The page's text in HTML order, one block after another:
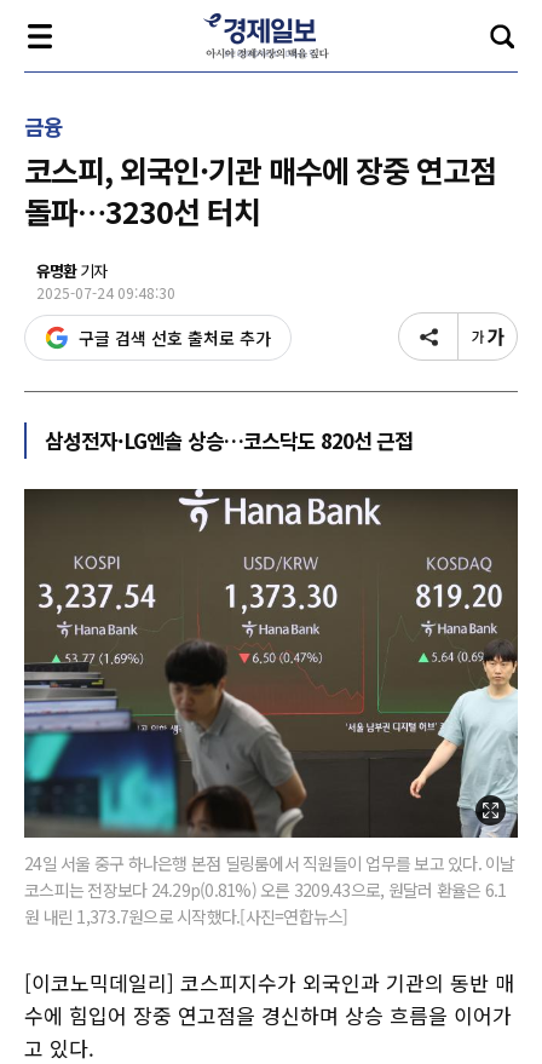
금융
코스피, 외국인·기관 매수에 장중 연고점
돌파…3230선 터치
유명환기자
2025-07-24 09:48:30
구글 검색 선호 출처로 추가
삼성전자·LG엔솔 상승…코스닥도 820선 근접
24일 서울 중구 하나은행 본점 딜링룸에서 직원들이 업무를 보고 있다. 이날
코스피는 전장보다 24.29p(0.81%) 오른 3209.43으로, 원달러 환율은 6.1
원 내린 1,373.7원으로 시작했다.[사진=연합뉴스]
[이코노믹데일리] 코스피지수가 외국인과 기관의 동반 매
수에 힘입어 장중 연고점을 경신하며 상승 흐름을 이어가
고 있다.